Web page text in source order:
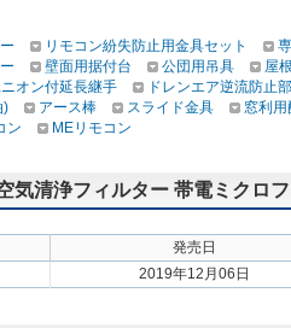
リモコン紛失防止用金具セット
壁面用据付台 公団用吊具 屋
オン付延長継手
ドレンエア逆流防止
)
アース棒 スライド金具 窓利
ン MEリモコン
気清浄フィルター 帯電ミクロ
発売日
2019年12月06日